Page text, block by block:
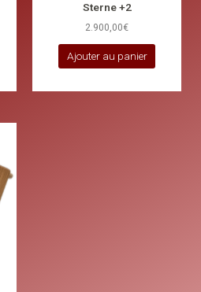
Sterne +2
2.900,00€
Ajouter au panier